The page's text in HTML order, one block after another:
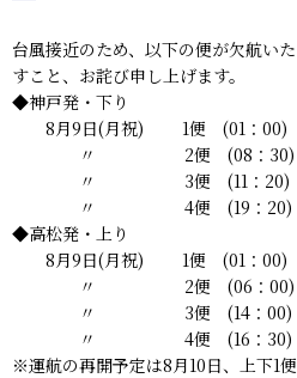
台風接近のため、以下の便が欠航い
すこと、お詫び申し上げます。
◆神戸発・下り
8月9日(月祝) 1便 (01：00)
〃 2便 (08：30)
〃 3便 (11：20)
〃 4便 (19：20)
◆高松発・上り
8月9日(月祝) 1便 (01：00)
〃 2便 (06：00)
〃 3便 (14：00)
〃 4便 (16：30)
※運航の再開予定は8月10日、上下1